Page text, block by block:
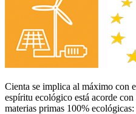
Cienta se implica al máximo con
espíritu ecológico está acorde
materias primas 100%